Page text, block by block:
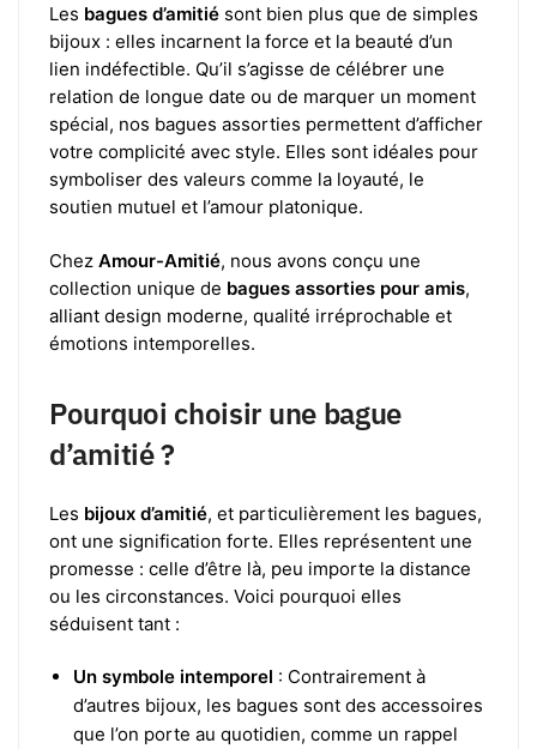
Les bagues d’amitié sont bien plus que de simples
bijoux : elles incarnent la force et la beauté d’un
lien indéfectible. Qu’il s’agisse de célébrer une
relation de longue date ou de marquer un moment
spécial, nos bagues assorties permettent d’afficher
votre complicité avec style. Elles sont idéales pour
symboliser des valeurs comme la loyauté, le
soutien mutuel et l’amour platonique.
Chez Amour-Amitié, nous avons conçu une
collection unique de bagues assorties pour amis,
alliant design moderne, qualité irréprochable et
émotions intemporelles.
Pourquoi choisir une bague
d’amitié ?
Les bijoux d’amitié, et particulièrement les bagues,
ont une signification forte. Elles représentent une
promesse : celle d’être là, peu importe la distance
ou les circonstances. Voici pourquoi elles
séduisent tant :
Un symbole intemporel : Contrairement à
d’autres bijoux, les bagues sont des accessoires
que l’on porte au quotidien, comme un rappel